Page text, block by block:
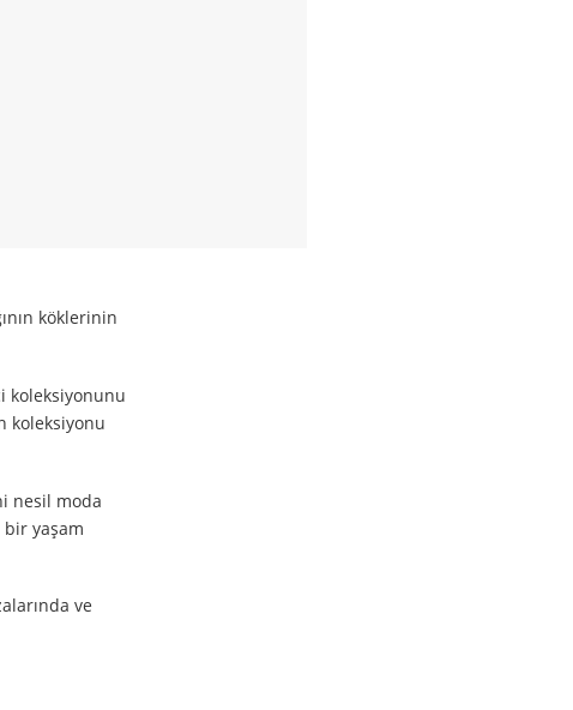
köklerinin
koleksiyonunu
koleksiyonu
nesil moda
bir yaşam
ve